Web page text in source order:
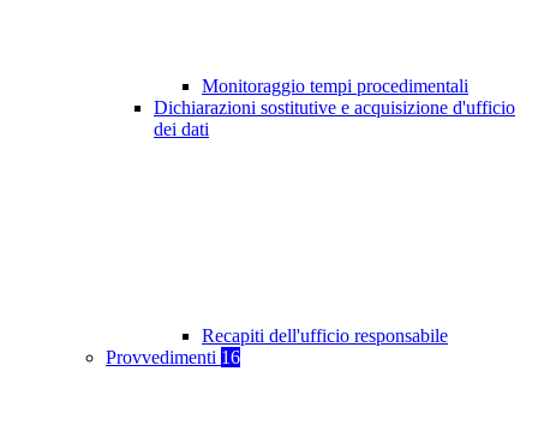
Monitoraggio tempi procedimentali
Dichiarazioni sostitutive e acquisizione d'ufficio
dei dati
Recapiti dell'ufficio responsabile
Provvedimenti 16